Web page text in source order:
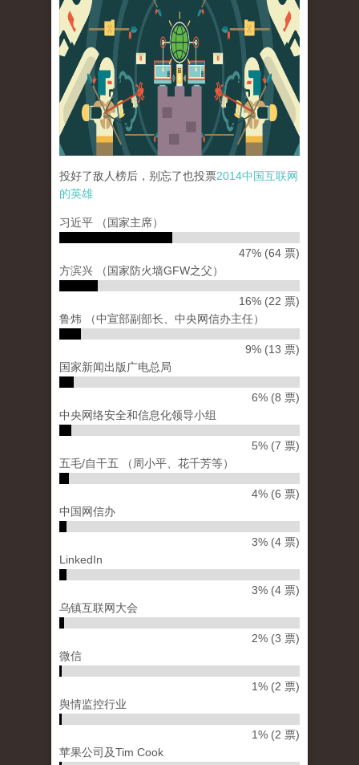
投好了敌人榜后，别忘了也投票2014中国互联网
的英雄
习近平 （国家主席）
47% (64 票)
方滨兴 （国家防火墙GFW之父）
16% (22 票)
鲁炜 （中宣部副部长、中央网信办主任）
9% (13 票)
国家新闻出版广电总局
6% (8 票)
中央网络安全和信息化领导小组
5% (7 票)
五毛/自干五 （周小平、花千芳等）
4% (6 票)
中国网信办
3% (4 票)
LinkedIn
3% (4 票)
乌镇互联网大会
2% (3 票)
微信
1% (2 票)
舆情监控行业
1% (2 票)
苹果公司及Tim Cook